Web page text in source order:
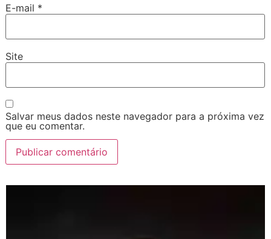
E-mail *
Site
Salvar meus dados neste navegador para a próxima vez
que eu comentar.